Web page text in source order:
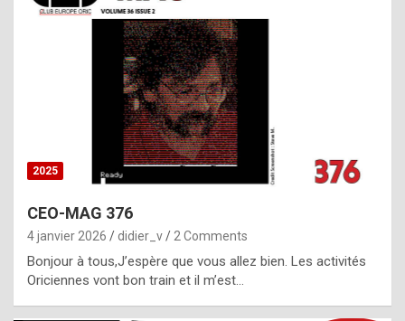
h
i
s
t
o
r
p
e
c
i
2025
CEO-MAG 376
4 janvier 2026 didier_v 2 Comments
Bonjour à tous,J’espère que vous allez bien. Les activités
Oriciennes vont bon train et il m’est…